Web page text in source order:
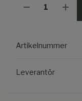
Artikelnummer
Leverantör